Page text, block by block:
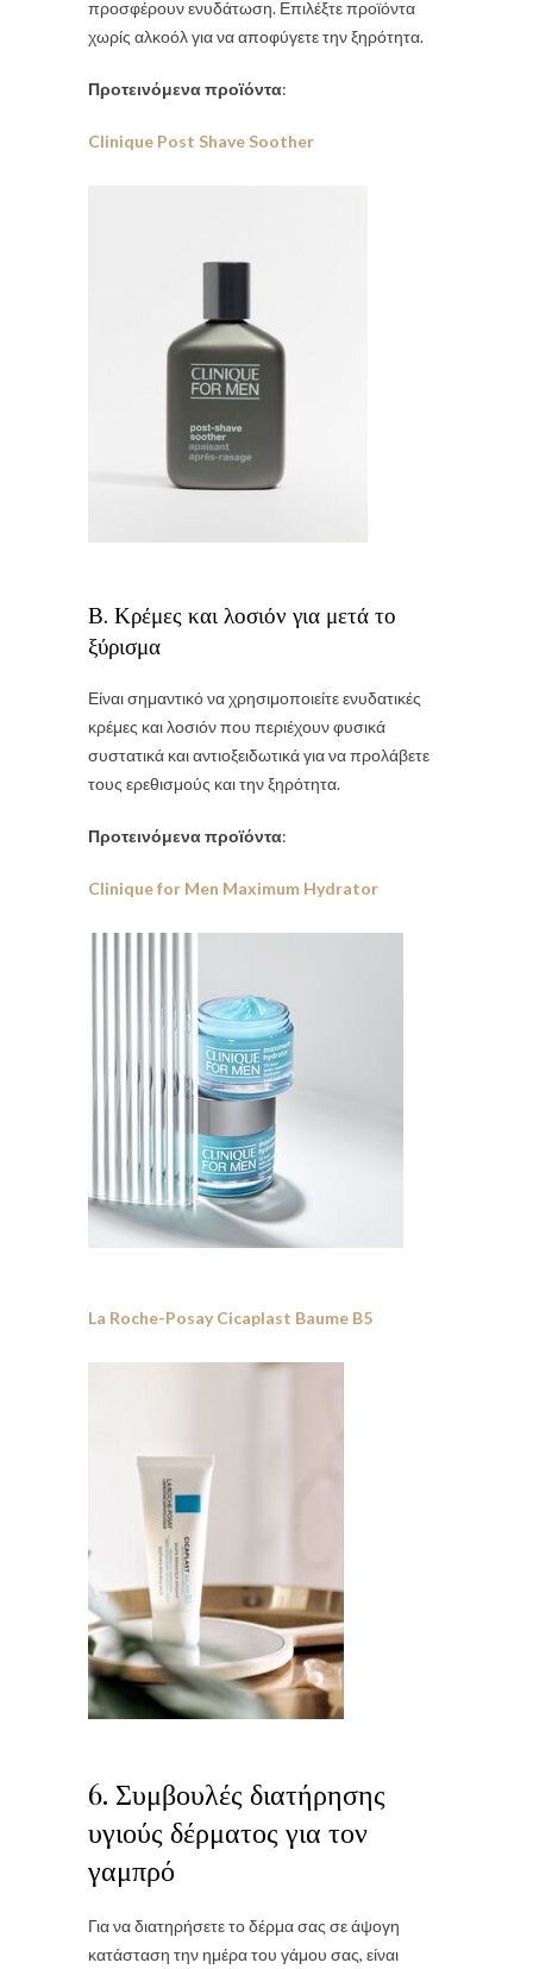
προσφέρουν ενυδάτωση. Επιλέξτε προϊόντα
χωρίς αλκοόλ για να αποφύγετε την ξηρότητα.
Προτεινόμενα προϊόντα:
Clinique Post Shave Soother
Β. Κρέμες και λοσιόν για μετά το
ξύρισμα
Είναι σημαντικό να χρησιμοποιείτε ενυδατικές
κρέμες και λοσιόν που περιέχουν φυσικά
συστατικά και αντιοξειδωτικά για να προλάβετε
τους ερεθισμούς και την ξηρότητα.
Προτεινόμενα προϊόντα:
Clinique for Men Maximum Hydrator
La Roche-Posay Cicaplast Baume B5
6. Συμβουλές διατήρησης
υγιούς δέρματος για τον
γαμπρό
Για να διατηρήσετε το δέρμα σας σε άψογη
κατάσταση την ημέρα του γάμου σας, είναι